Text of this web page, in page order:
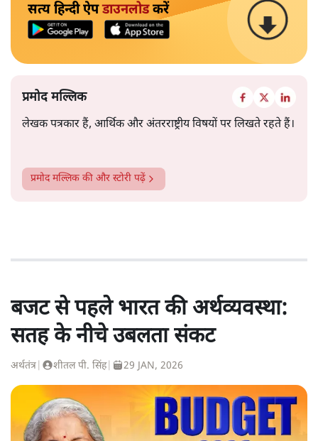
सत्य हिन्दी ऐपडाउनलोडकरें
प्रमोद मल्लिक
लेखक पत्रकार हैं, आर्थिक और अंतरराष्ट्रीय विषयों पर लिखते रहते हैं।
प्रमोद मल्लिक की और स्टोरी पढ़ें
बजट से पहले भारत की अर्थव्यवस्था:
सतह के नीचे उबलता संकट
अर्थतंत्र शीतल पी. सिंह| 29 JAN, 2026